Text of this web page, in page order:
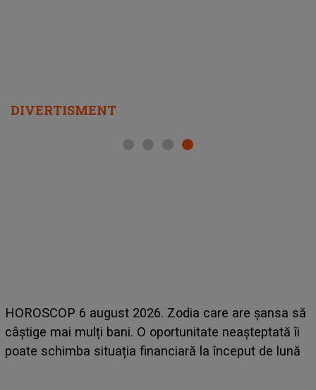
DIVERTISMENT
să
îi
LINE-UP UNTOLD ONE, ziua 2. La ce oră urcă pe
scena principală a festivalului Zara Larsson?
suedeză a ajuns deja în România și s-a filmat din